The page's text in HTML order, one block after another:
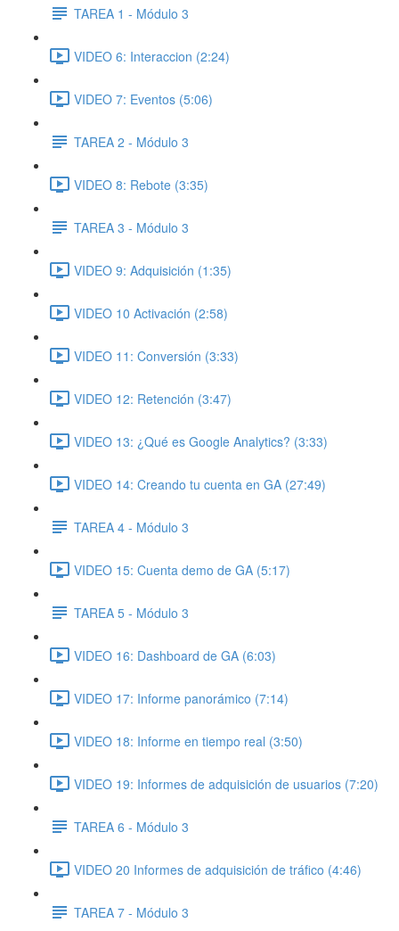
TAREA 1 - Módulo 3
VIDEO 6: Interaccion (2:24)
VIDEO 7: Eventos (5:06)
TAREA 2 - Módulo 3
VIDEO 8: Rebote (3:35)
TAREA 3 - Módulo 3
VIDEO 9: Adquisición (1:35)
VIDEO 10 Activación (2:58)
VIDEO 11: Conversión (3:33)
VIDEO 12: Retención (3:47)
VIDEO 13: ¿Qué es Google Analytics? (3:33)
VIDEO 14: Creando tu cuenta en GA (27:49)
TAREA 4 - Módulo 3
VIDEO 15: Cuenta demo de GA (5:17)
TAREA 5 - Módulo 3
VIDEO 16: Dashboard de GA (6:03)
VIDEO 17: Informe panorámico (7:14)
VIDEO 18: Informe en tiempo real (3:50)
VIDEO 19: Informes de adquisición de usuarios (7:20)
TAREA 6 - Módulo 3
VIDEO 20 Informes de adquisición de tráfico (4:46)
TAREA 7 - Módulo 3